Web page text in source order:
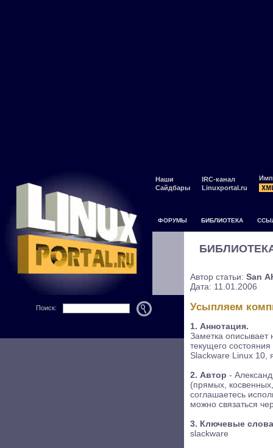
Наши
Сайдбары
IRC-канал
Linuxportal.ru
ФОРУМЫ БИБЛИОТЕКА
Поиск:
Автор статьи: San
Дата: 11.01.2006
Усыпляем
1. Аннотация.
Заметка описывает
текущего
Slackware Linux 10,
2. Автор -
(прямых,
соглашаетесь
можно связаться
3. Ключевые
slackware